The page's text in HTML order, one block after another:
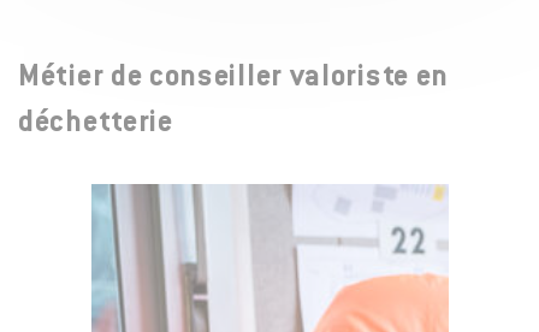
Métier de conseiller valoriste en
déchetterie